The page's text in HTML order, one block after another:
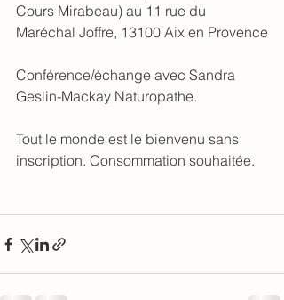
Cours Mirabeau) au 11 rue du
Maréchal Joffre, 13100 Aix en Provence
Conférence/échange avec Sandra
Geslin-Mackay Naturopathe.
Tout le monde est le bienvenu sans
inscription. Consommation souhaitée.